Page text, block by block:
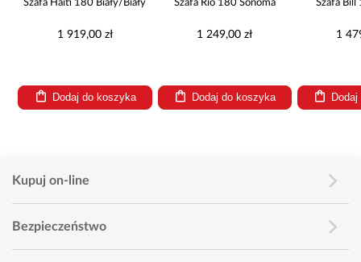
Szafa Haiti 180 Biały/Biały
1 919,00 zł
Dodaj do koszyka
Szafa Rio 180 Sonoma
1 249,00 zł
Dodaj do koszyka
Szafa Bill
1
Kupuj on-line
Bezpieczeństwo